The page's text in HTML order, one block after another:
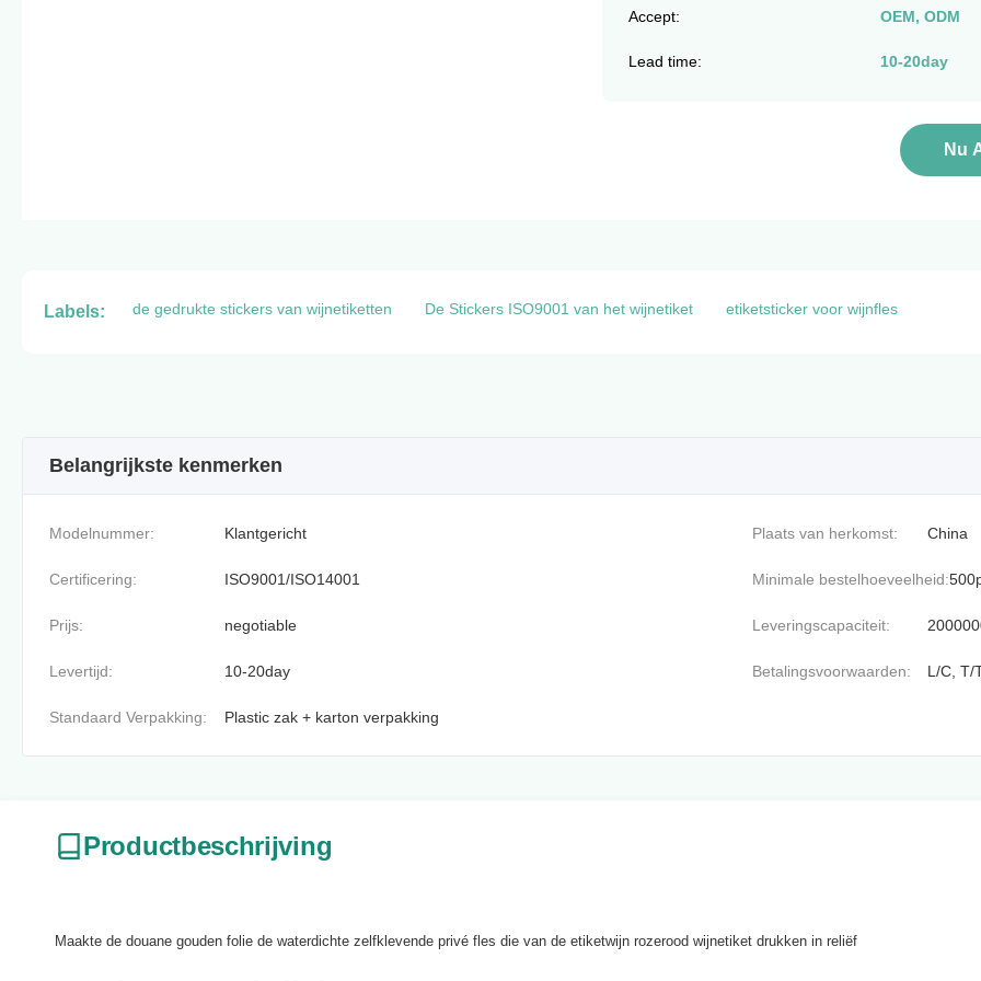
Accept: OEM, ODM
Lead time: 10-20day
Nu
Labels: de gedrukte stickers van wijnetiketten De Stickers ISO9001 van het wijnetiket etiketsticker voor wijnfles
Belangrijkste kenmerken
Modelnummer: Klantgericht Plaats van herkomst: China
Certificering: ISO9001/ISO14001 Minimale bestelhoeveelheid:
Prijs: negotiable Leveringscapaciteit:
Levertijd: 10-20day Betalingsvoorwaarden: L/C, T/
Standaard Verpakking: Plastic zak + karton verpakking
Productbeschrijving
Maakte de douane gouden folie de waterdichte zelfklevende privé fles die van de etiketwijn rozerood wijnetiket drukken in reliëf